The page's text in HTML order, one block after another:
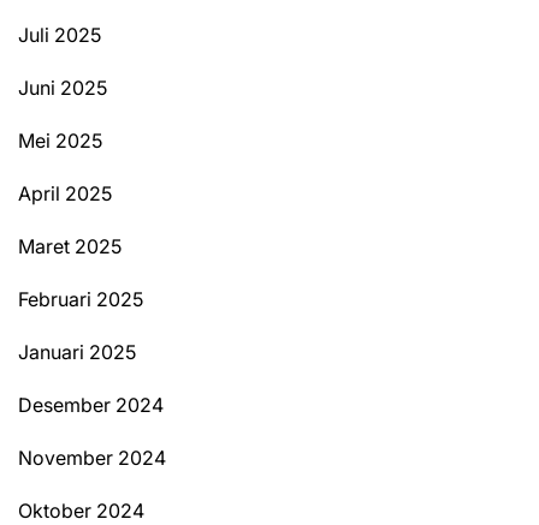
Juli 2025
Juni 2025
Mei 2025
April 2025
Maret 2025
Februari 2025
Januari 2025
Desember 2024
November 2024
Oktober 2024